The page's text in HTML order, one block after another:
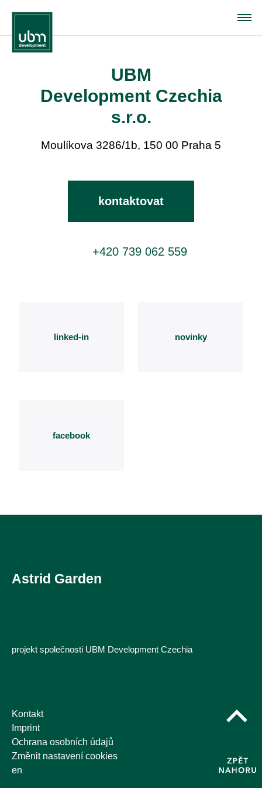
UBM
Development Czechia
s.r.o.
Moulíkova 3286/1b, 150 00 Praha 5
kontaktovat
+420 739 062 559
linked-in novinky
facebook
Astrid Garden
projekt společnosti UBM Development Czechia
Kontakt
Imprint
Ochrana osobních údajů
Změnit nastavení cookies
en